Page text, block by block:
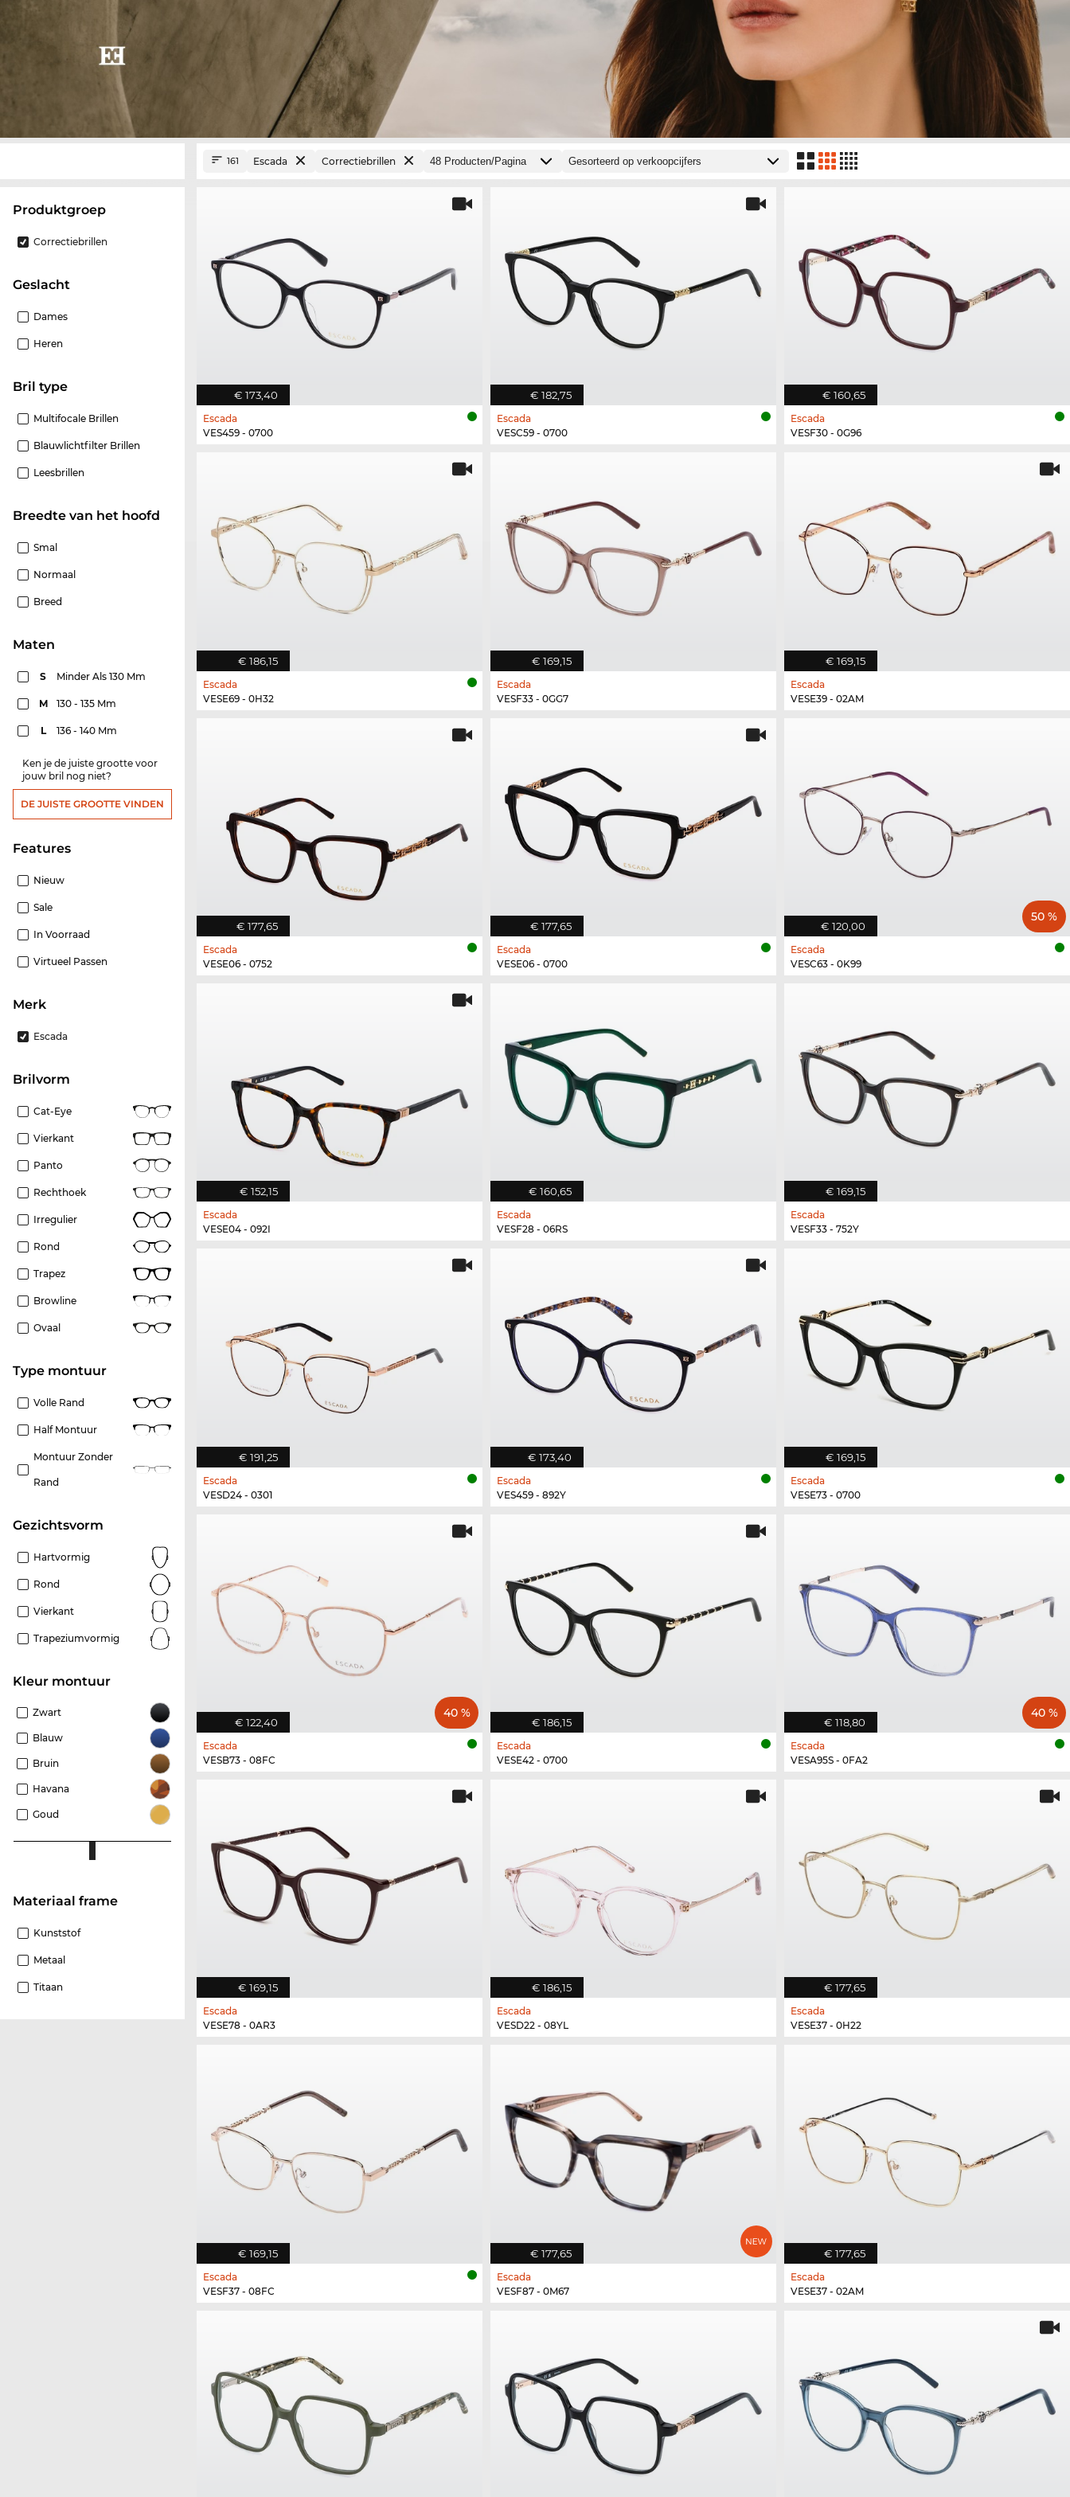
Produktgroep
Correctiebrillen
Geslacht
Dames
Heren
Bril type
Multifocale Brillen
Blauwlichtfilter Brillen
Leesbrillen
Breedte van het hoofd
Smal
Normaal
Breed
Maten
S Minder Als 130 Mm
M 130 - 135 Mm
L 136 - 140 Mm
Ken je de juiste grootte voor
jouw bril nog niet?
DE JUISTE GROOTTE VINDEN
features
Nieuw
Sale
In Voorraad
Virtueel Passen
Merk
Escada
Brilvorm
Cat-Eye
Vierkant
Panto
Rechthoek
Irregulier
Rond
Trapez
Browline
Ovaal
Type montuur
Volle Rand
Half Montuur
Montuur Zonder
Rand
Gezichtsvorm
Hartvormig
Rond
Vierkant
Trapeziumvormig
Kleur montuur
Zwart
Blauw
Bruin
Havana
Goud
Materiaal frame
Kunststof
Metaal
Titaan
161 Escada Correctiebrillen
€ 173,40
Escada
VES459 - 0700
€ 182,75
Escada
VESC59 - 0700
€ 160,65
Escada
VESF30 - 0G96
€ 186,15
Escada
VESE69 - 0H32
€ 169,15
Escada
VESF33 - 0GG7
€ 169,15
Escada
VESE39 - 02AM
€ 177,65
Escada
VESE06 - 0752
€ 177,65
Escada
VESE06 - 0700
€ 120,00
50 %
Escada
VESC63 - 0K99
€ 152,15
Escada
VESE04 - 092I
€ 160,65
Escada
VESF28 - 06RS
€ 169,15
Escada
VESF33 - 752Y
€ 191,25
Escada
VESD24 - 0301
€ 173,40
Escada
VES459 - 892Y
€ 169,15
Escada
VESE73 - 0700
€ 122,40
40 %
Escada
VESB73 - 08FC
€ 186,15
Escada
VESE42 - 0700
€ 118,80
40 %
Escada
VESA95S - 0FA2
€ 169,15
Escada
VESE78 - 0AR3
€ 186,15
Escada
VESD22 - 08YL
€ 177,65
Escada
VESE37 - 0H22
€ 169,15
Escada
VESF37 - 08FC
€ 177,65
Escada
VESF87 - 0M67
€ 177,65
Escada
VESE37 - 02AM